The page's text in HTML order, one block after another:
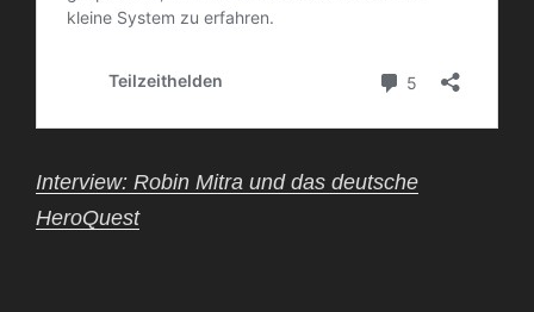
Interview: Robin Mitra und das deutsche
HeroQuest